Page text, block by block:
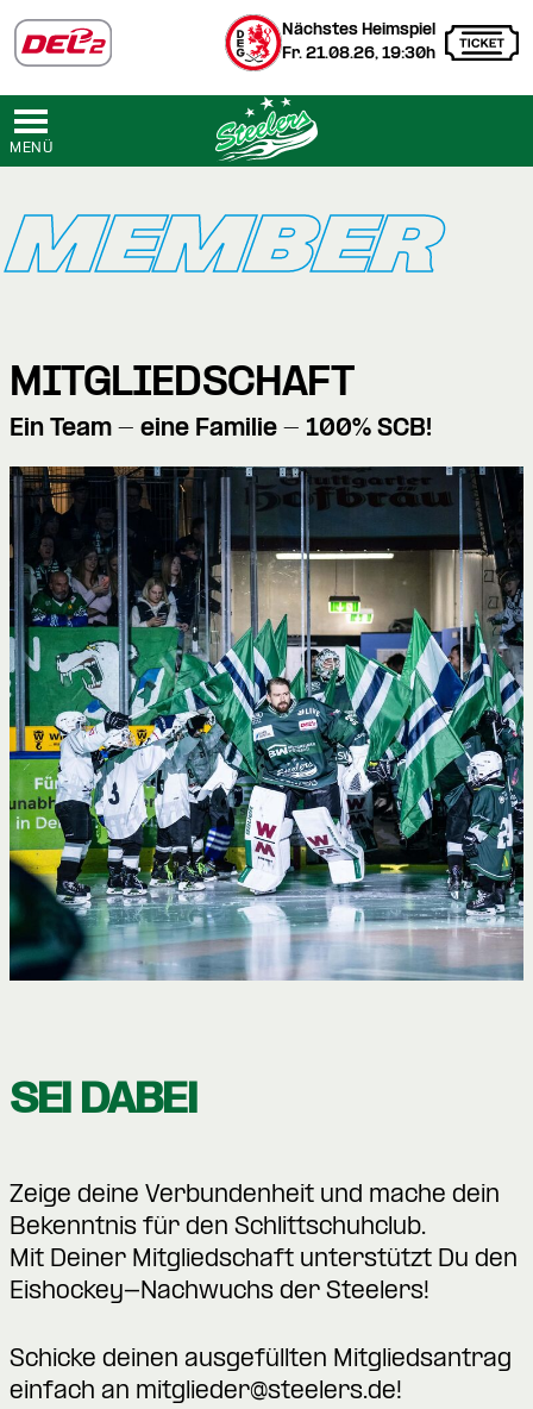
Nächstes Heimspiel
Fr. 21.08.26, 19:30h
MENÜ
MEMBER
MITGLIEDSCHAFT
Ein Team - eine Familie - 100% SCB!
SEI DABEI
Zeige deine Verbundenheit und mache dein
Bekenntnis für den Schlittschuhclub.
Mit Deiner Mitgliedschaft unterstützt Du den
Eishockey-Nachwuchs der Steelers!
Schicke deinen ausgefüllten Mitgliedsantrag
einfach an mitglieder@steelers.de!